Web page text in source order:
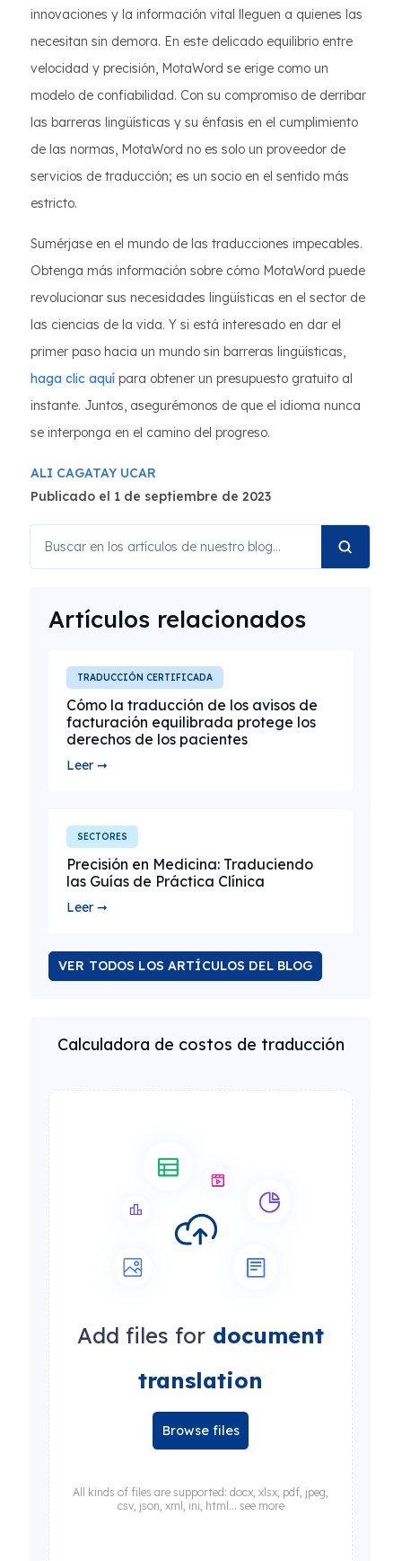
innovaciones y la información vital lleguen a quienes las
necesitan sin demora. En este delicado equilibrio entre
velocidad y precisión, MotaWord se erige como un
modelo de confiabilidad. Con su compromiso de derribar
las barreras lingüísticas y su énfasis en el cumplimiento
de las normas, MotaWord no es solo un proveedor de
servicios de traducción; es un socio en el sentido más
estricto.
Sumérjase en el mundo de las traducciones impecables.
Obtenga más información sobre cómo MotaWord puede
revolucionar sus necesidades lingüísticas en el sector de
las ciencias de la vida. Y si está interesado en dar el
primer paso hacia un mundo sin barreras lingüísticas,
haga clic aquí para obtener un presupuesto gratuito al
instante. Juntos, asegurémonos de que el idioma nunca
se interponga en el camino del progreso.
ALI CAGATAY UCAR
Publicado el 1 de septiembre de 2023
Artículos relacionados
TRADUCCIÓN CERTIFICADA
Cómo la traducción de los avisos de
facturación equilibrada protege los
derechos de los pacientes
Leer ➞
SECTORES
Precisión en Medicina: Traduciendo
las Guías de Práctica Clínica
Leer ➞
VER TODOS LOS ARTÍCULOS DEL BLOG
Calculadora de costos de traducción
Add files for document
translation
Browse files
All kinds of files are supported: docx, xlsx, pdf, jpeg,
csv, json, xml, ini, html... see more